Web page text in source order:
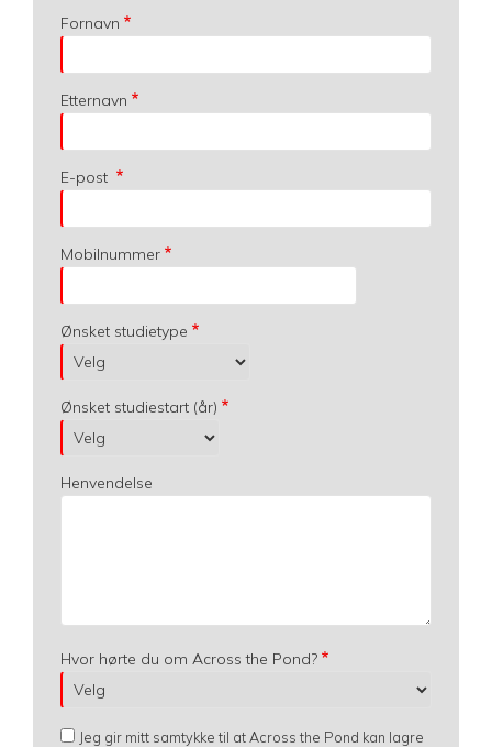
Fornavn
Etternavn
E-post
Mobilnummer
Ønsket studietype
Ønsket studiestart (år)
Henvendelse
Hvor hørte du om Across the Pond?
Jeg gir mitt samtykke til at Across the Pond kan lagre